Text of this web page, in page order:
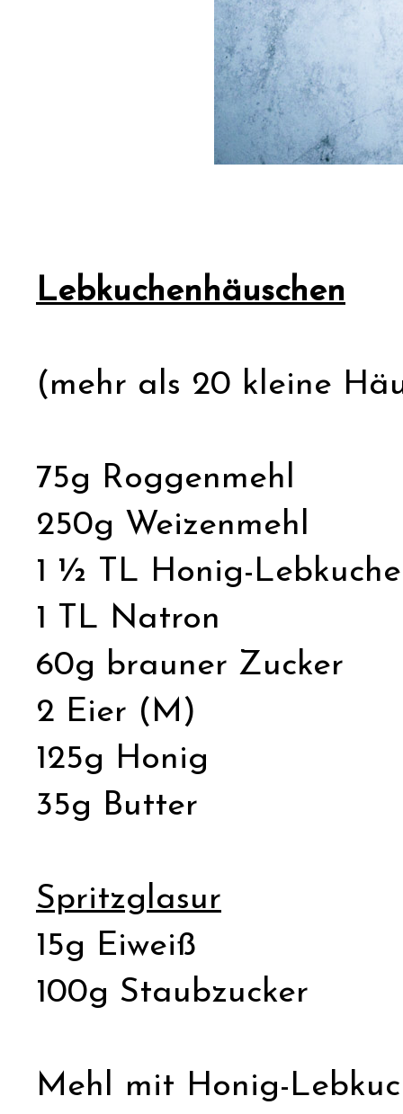
Lebkuchenhäuschen
(mehr als 20 kleine
75g Roggenmehl
250g Weizenmehl
1 ½ TL Honig-
1 TL Natron
60g brauner Zucker
2 Eier (M)
125g Honig
35g Butter
Spritzglasur
15g Eiweiß
100g Staubzucker
Mehl mit Honig-